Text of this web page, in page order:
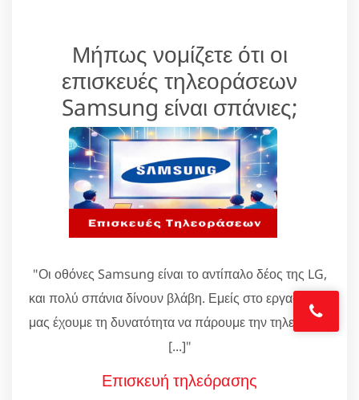
Μήπως νομίζετε ότι οι
επισκευές τηλεοράσεων
Samsung είναι σπάνιες;
"Οι οθόνες Samsung είναι το αντίπαλο δέος της LG,
και πολύ σπάνια δίνουν βλάβη. Εμείς στο εργαστήριό
μας έχουμε τη δυνατότητα να πάρουμε την τηλεόραση
[...]"
Επισκευή τηλεόρασης